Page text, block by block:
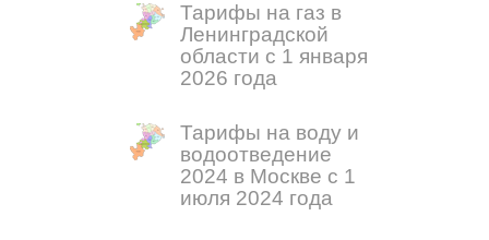
Тарифы на газ в
Ленинградской
области с 1 января
2026 года
Тарифы на воду и
водоотведение
2024 в Москве с 1
июля 2024 года